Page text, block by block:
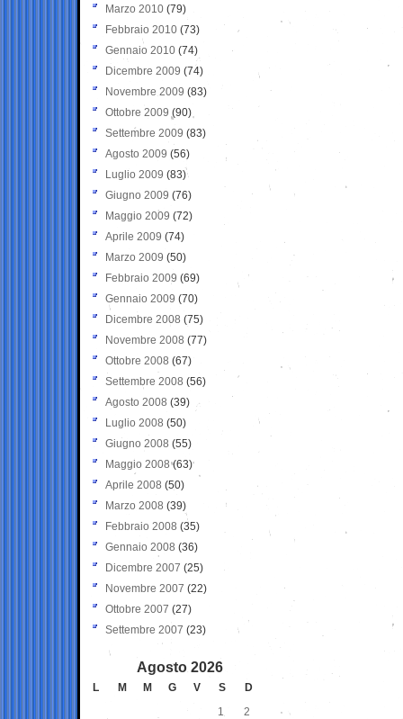
Marzo 2010 (79)
Febbraio 2010 (73)
Gennaio 2010 (74)
Dicembre 2009 (74)
Novembre 2009 (83)
Ottobre 2009 (90)
Settembre 2009 (83)
Agosto 2009 (56)
Luglio 2009 (83)
Giugno 2009 (76)
Maggio 2009 (72)
Aprile 2009 (74)
Marzo 2009 (50)
Febbraio 2009 (69)
Gennaio 2009 (70)
Dicembre 2008 (75)
Novembre 2008 (77)
Ottobre 2008 (67)
Settembre 2008 (56)
Agosto 2008 (39)
Luglio 2008 (50)
Giugno 2008 (55)
Maggio 2008(63)
Aprile 2008 (50)
Marzo 2008 (39)
Febbraio 2008 (35)
Gennaio 2008 (36)
Dicembre 2007 (25)
Novembre 2007 (22)
Ottobre 2007 (27)
Settembre 2007 (23)
Agosto 2026
L M M G V S
D
1
2